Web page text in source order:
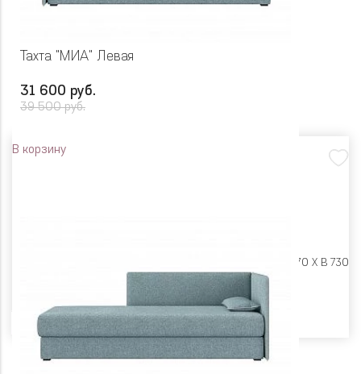
Тахта "МИА" Левая
31 600 руб.
39 500 руб.
В корзину
Ш 1990 X Г 870 X В 730